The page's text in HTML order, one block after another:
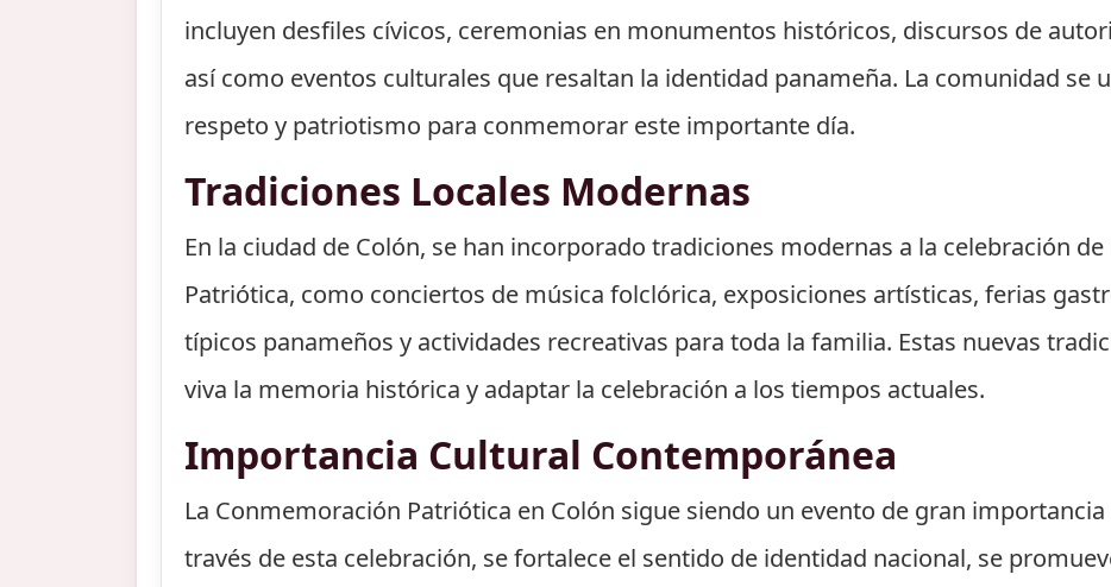
incluyen desfiles cívicos, ceremonias en monumentos históricos, discursos de
así como eventos culturales que resaltan la identidad panameña. La comunidad se
respeto y patriotismo para conmemorar este importante día.
Tradiciones Locales Modernas
En la ciudad de Colón, se han incorporado tradiciones modernas a la celebración
Patriótica, como conciertos de música folclórica, exposiciones artísticas, ferias
típicos panameños y actividades recreativas para toda la familia. Estas nuevas
viva la memoria histórica y adaptar la celebración a los tiempos actuales.
Importancia Cultural Contemporánea
La Conmemoración Patriótica en Colón sigue siendo un evento de gran
través de esta celebración, se fortalece el sentido de identidad nacional, se